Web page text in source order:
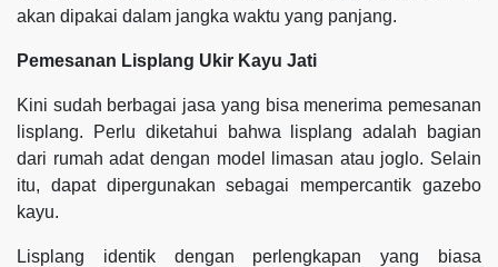
akan dipakai dalam jangka waktu yang panjang.
Pemesanan Lisplang Ukir Kayu Jati
Kini sudah berbagai jasa yang bisa menerima pemesanan
lisplang. Perlu diketahui bahwa lisplang adalah bagian
dari rumah adat dengan model limasan atau joglo. Selain
itu, dapat dipergunakan sebagai mempercantik gazebo
kayu.
Lisplang identik dengan perlengkapan yang biasa